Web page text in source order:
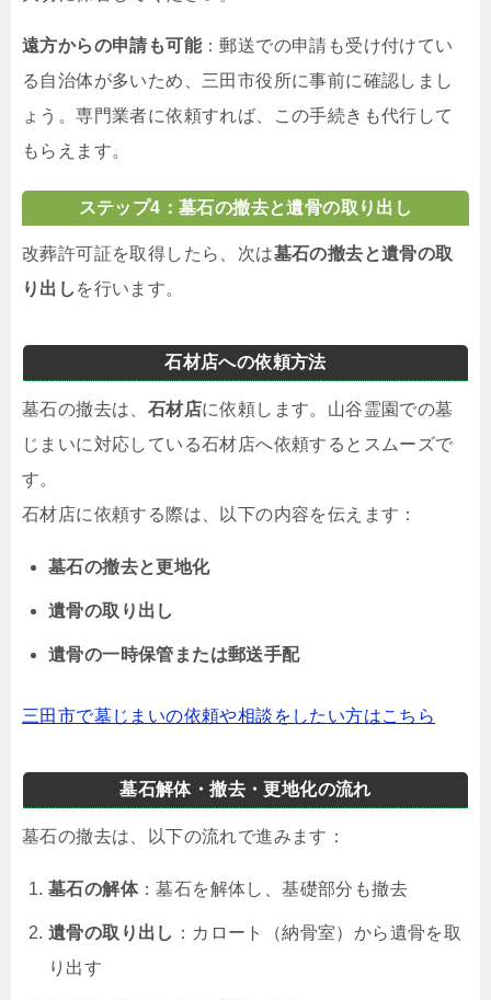
遠方からの申請も可能：郵送での申請も受け付けてい
る自治体が多いため、三田市役所に事前に確認しまし
ょう。専門業者に依頼すれば、この手続きも代行して
もらえます。
ステップ4：墓石の撤去と遺骨の取り出し
改葬許可証を取得したら、次は墓石の撤去と遺骨の取
り出し を行います。
石材店への依頼方法
墓石の撤去は、 石材店に依頼します。山谷霊園での墓
じまいに対応している石材店へ依頼するとスムーズで
す。
石材店に依頼する際は、以下の内容を伝えます：
墓石の撤去と更地化
遺骨の取り出し
遺骨の一時保管または郵送手配
三田市で墓じまいの依頼や相談をしたい方はこちら
墓石解体・撤去・更地化の流れ
墓石の撤去は、以下の流れで進みます：
墓石の解体：墓石を解体し、基礎部分も撤去
遺骨の取り出し ：カロート（納骨室）から遺骨を取
り出す